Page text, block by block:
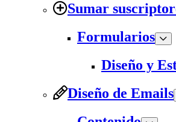
Sumar
Formularios
Diseño y
Diseño de Emails